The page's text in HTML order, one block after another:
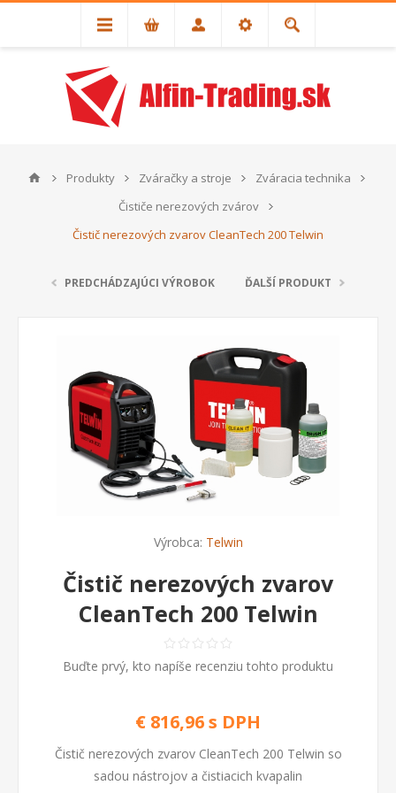
Produkty Zváračky a stroje
Zváracia technika
Čističe nerezových zvárov
Čistič nerezových zvarov CleanTech 200 Telwin
PREDCHÁDZAJÚCI VÝROBOK ĎALŠÍ PRODUKT
Výrobca: Telwin
Čistič nerezových zvarov
CleanTech 200 Telwin
Buďte prvý, kto napíše recenziu tohto produktu
€ 816,96 s DPH
Čistič nerezových zvarov CleanTech 200 Telwin so
sadou nástrojov a čistiacich kvapalin